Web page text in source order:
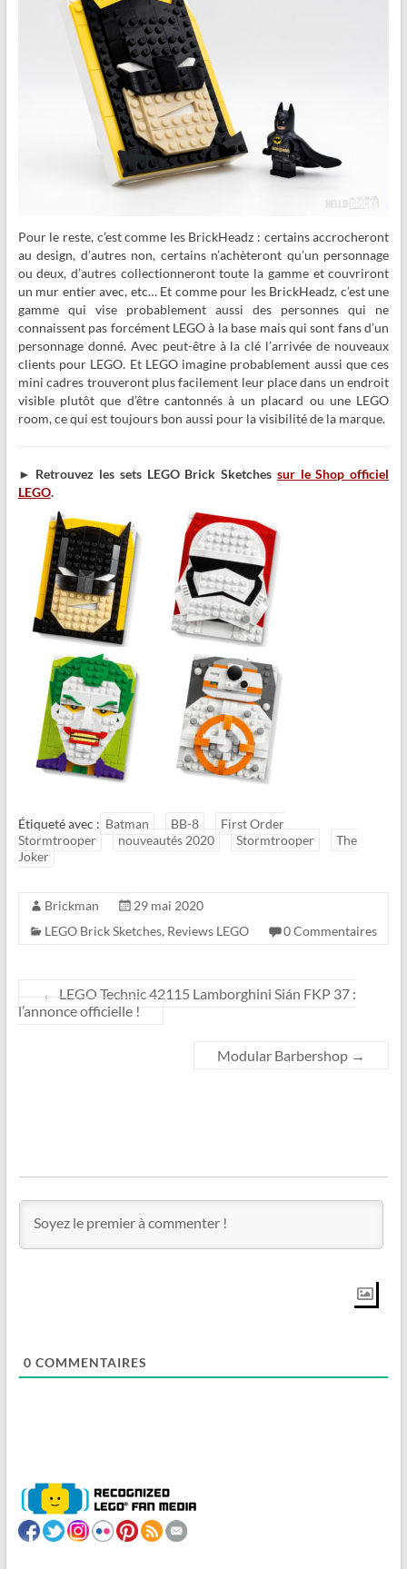
Pour le reste, c’est comme les BrickHeadz : certains accrocheront
au design, d’autres non, certains n’achèteront qu’un personnage
ou deux, d’autres collectionneront toute la gamme et couvriront
un mur entier avec, etc… Et comme pour les BrickHeadz, c’est une
gamme qui vise probablement aussi des personnes qui ne
connaissent pas forcément LEGO à la base mais qui sont fans d’un
personnage donné. Avec peut-être à la clé l’arrivée de nouveaux
clients pour LEGO. Et LEGO imagine probablement aussi que ces
mini cadres trouveront plus facilement leur place dans un endroit
visible plutôt que d’être cantonnés à un placard ou une LEGO
room, ce qui est toujours bon aussi pour la visibilité de la marque.
► Retrouvez les sets LEGO Brick Sketches sur le Shop officiel
LEGO.
Étiqueté avec : Batman BB-8
First Order
Stormtrooper
nouveautés 2020 Stormtrooper
The
Joker
Brickman
29 mai 2020
LEGO Brick Sketches, Reviews LEGO 0 Commentaires
←
LEGO Technic 42115 Lamborghini Sián FKP 37 :
l’annonce officielle !
Modular Barbershop →
0 COMMENTAIRES